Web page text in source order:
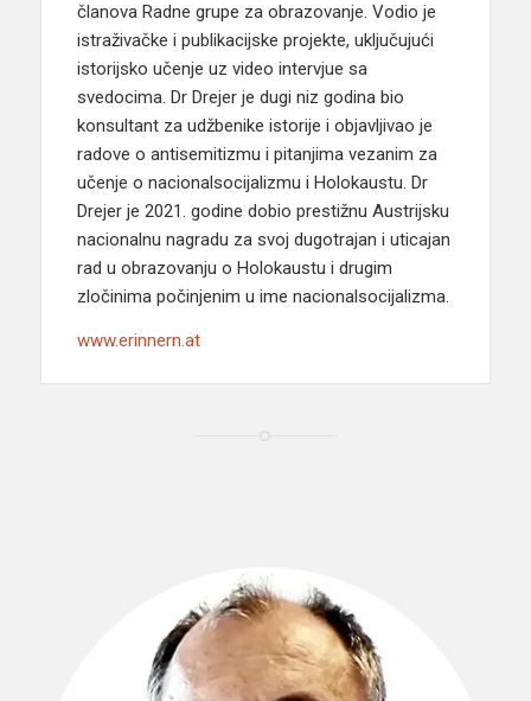
članova Radne grupe za obrazovanje. Vodio je
istraživačke i publikacijske projekte, uključujući
istorijsko učenje uz video intervjue sa
svedocima. Dr Drejer je dugi niz godina bio
konsultant za udžbenike istorije i objavljivao je
radove o antisemitizmu i pitanjima vezanim za
učenje o nacionalsocijalizmu i Holokaustu. Dr
Drejer je 2021. godine dobio prestižnu Austrijsku
nacionalnu nagradu za svoj dugotrajan i uticajan
rad u obrazovanju o Holokaustu i drugim
zločinima počinjenim u ime nacionalsocijalizma.
www.erinnern.at